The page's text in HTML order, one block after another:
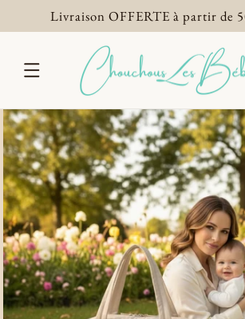
PASSER
AU
Livraison OFFERTE à partir de
PASSER AUX
INFORMATIONS
PRODUITS